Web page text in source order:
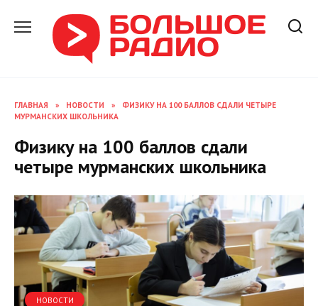
содержанию
ГЛАВНАЯ » НОВОСТИ »
ФИЗИКУ НА 100 БАЛЛОВ СДАЛИ ЧЕТЫРЕ
МУРМАНСКИХ ШКОЛЬНИКА
Физику на 100 баллов сдали
четыре мурманских школьника
НОВОСТИ